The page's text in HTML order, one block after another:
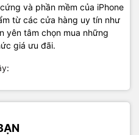
và phần mềm của iPhone
từ các cửa hàng uy tín như
yên tâm chọn mua những
giá ưu đãi.
: